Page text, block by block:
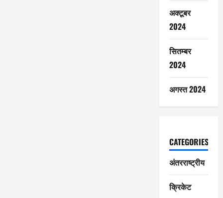
अक्टूबर
2024
सितम्बर
2024
अगस्त 2024
CATEGORIES
अंतरराष्ट्रीय
क्रिकेट